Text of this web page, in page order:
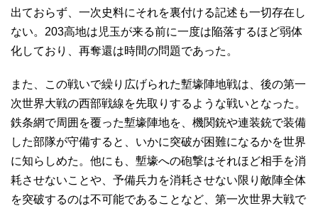
出ておらず、一次史料にそれを裏付ける記述も一切存在し
ない。203高地は児玉が来る前に一度は陥落するほど弱体
化しており、再奪還は時間の問題であった。
また、この戦いで繰り広げられた塹壕陣地戦は、後の第一
次世界大戦の西部戦線を先取りするような戦いとなった。
鉄条網で周囲を覆った塹壕陣地を、機関銃や連装銃で装備
した部隊が守備すると、いかに突破が困難になるかを世界
に知らしめた。他にも、塹壕への砲撃はそれほど相手を消
耗させないことや、予備兵力を消耗させない限り敵陣全体
を突破するのは不可能であることなど、第一次世界大戦で